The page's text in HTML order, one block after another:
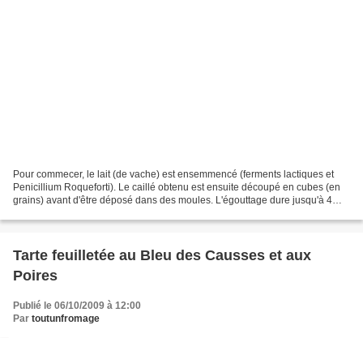
Pour commecer, le lait (de vache) est ensemmencé (ferments lactiques et
Penicillium Roqueforti). Le caillé obtenu est ensuite découpé en cubes (en
grains) avant d'être déposé dans des moules. L'égouttage dure jusqu'à 4
Tarte feuilletée au Bleu des Causses et aux
Poires
Publié le 06/10/2009 à 12:00
Par toutunfromage